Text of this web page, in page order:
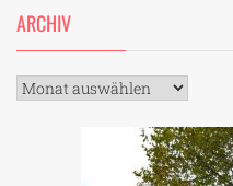
ARCHIV
Archiv